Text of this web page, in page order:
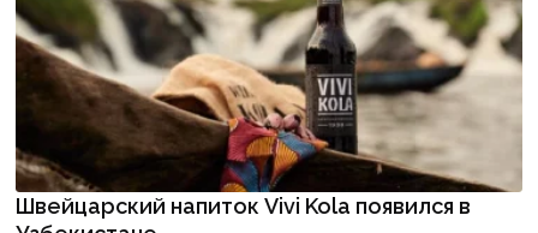
Швейцарский напиток Vivi Kola появился в